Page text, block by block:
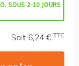
SOUS 2-10 JOURS
Soit 6,24 € TTC